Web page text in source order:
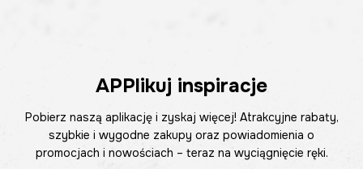
APPlikuj inspiracje
Pobierz naszą aplikację i zyskaj więcej! Atrakcyjne rabaty,
szybkie i wygodne zakupy oraz powiadomienia o
promocjach i nowościach – teraz na wyciągnięcie ręki.